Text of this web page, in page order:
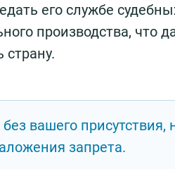
его службе
производства, что
вашего присутствия,
запрета.